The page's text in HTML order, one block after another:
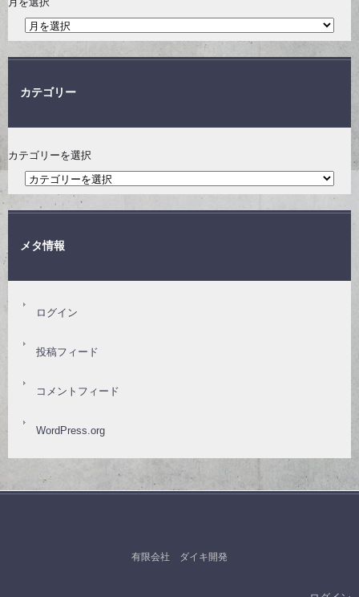
カテゴリー
カテゴリーを選択
メタ情報
ログイン
投稿フィード
コメントフィード
WordPress.org
有限会社 ダイキ開発